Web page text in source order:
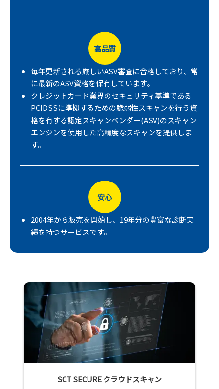
高品質
毎年更新される厳しいASV審査に合格しており、常
に最新のASV資格を保有しています。
クレジットカード業界のセキュリティ基準である
PCIDSSに準拠するための脆弱性スキャンを行う資
格を有する認定スキャンベンダー(ASV)のスキャン
エンジンを使用した高精度なスキャンを提供しま
す。
安心
2004年から販売を開始し、19年分の豊富な診断実
績を持つサービスです。
SCT SECURE クラウドスキャン